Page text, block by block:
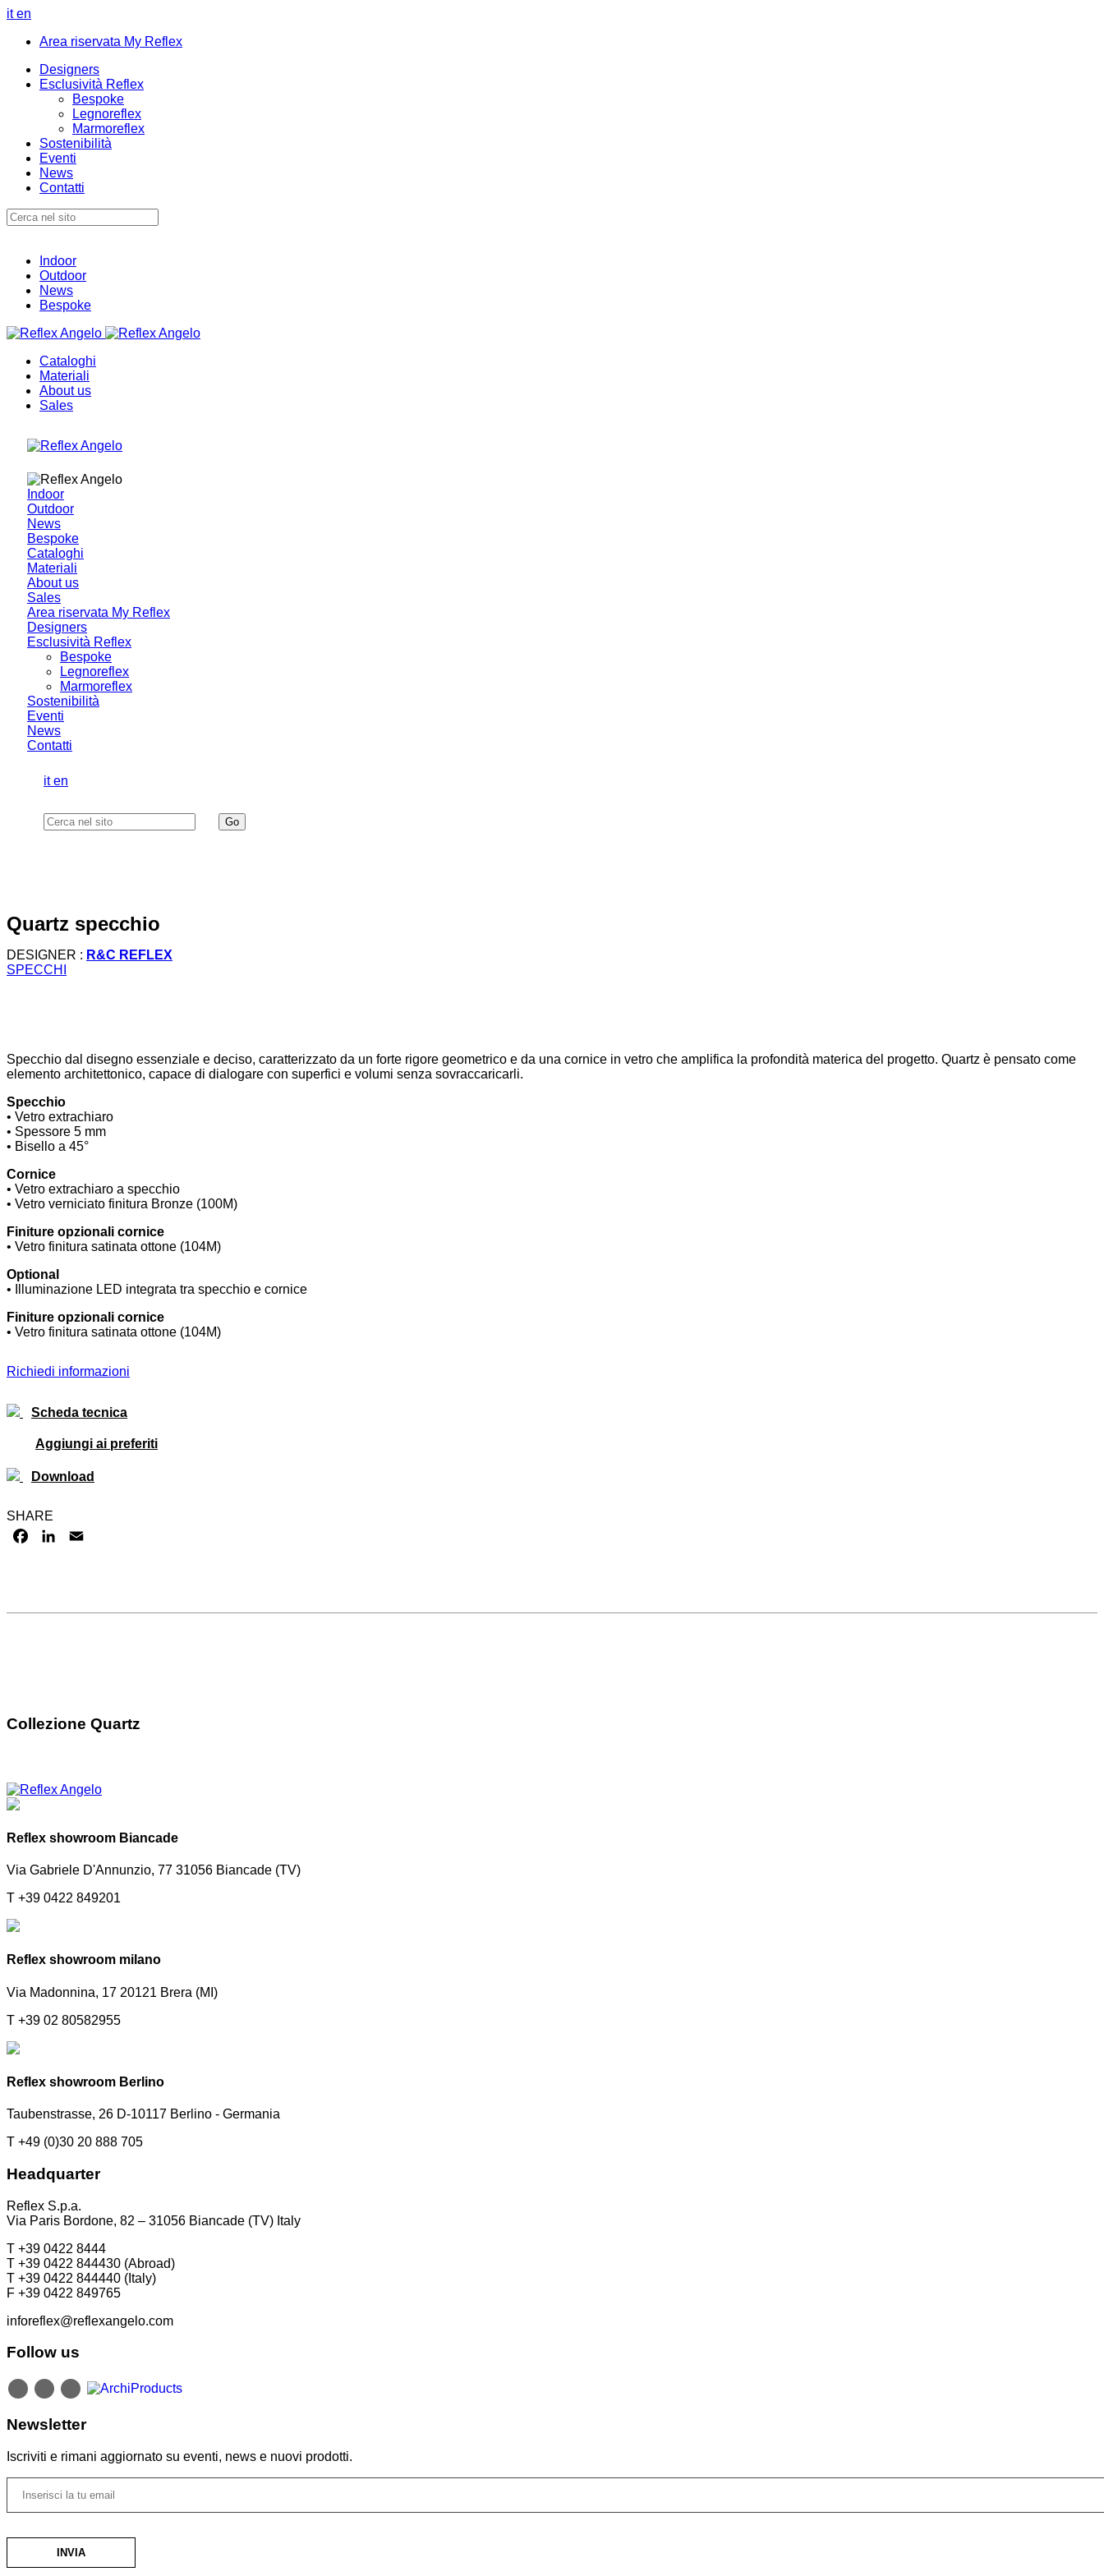
it en
Area riservata My Reflex
Designers
Esclusività Reflex
Bespoke
Legnoreflex
Marmoreflex
Sostenibilità
Eventi
News
Contatti
Indoor
Outdoor
News
Bespoke
Cataloghi
Materiali
About us
Sales
Indoor
Outdoor
News
Bespoke
Cataloghi
Materiali
About us
Sales
Area riservata My Reflex
Designers
Esclusività Reflex
Bespoke
Legnoreflex
Marmoreflex
Sostenibilità
Eventi
News
Contatti
it en
quartz specchio
DESIGNER : R&C REFLEX
SPECCHI
Specchio dal disegno essenziale e deciso, caratterizzato da un forte rigore geometrico e da una cornice in vetro che amplifica la profondità materica del progetto. Quartz è pensato come
elemento architettonico, capace di dialogare con superfici e volumi senza sovraccaricarli.
Specchio
• Vetro extrachiaro
• Spessore 5 mm
• Bisello a 45°
Cornice
• Vetro extrachiaro a specchio
• Vetro verniciato finitura Bronze (100M)
Finiture opzionali cornice
• Vetro finitura satinata ottone (104M)
Optional
• Illuminazione LED integrata tra specchio e cornice
Finiture opzionali cornice
• Vetro finitura satinata ottone (104M)
Richiedi informazioni
Scheda tecnica
Aggiungi ai preferiti
Download
SHARE
FACEBOOK
LINKEDIN
Collezione Quartz
Reflex showroom Biancade
Via Gabriele D'Annunzio, 77 31056 Biancade (TV)
T +39 0422 849201
Reflex showroom milano
Via Madonnina, 17 20121 Brera (MI)
T +39 02 80582955
Reflex showroom Berlino
Taubenstrasse, 26 D-10117 Berlino - Germania
T +49 (0)30 20 888 705
Headquarter
Reflex S.p.a.
Via Paris Bordone, 82 – 31056 Biancade (TV) Italy
T +39 0422 8444
T +39 0422 844430 (Abroad)
T +39 0422 844440 (Italy)
F +39 0422 849765
inforeflex@reflexangelo.com
Follow us
Newsletter
Iscriviti e rimani aggiornato su eventi, news e nuovi prodotti.